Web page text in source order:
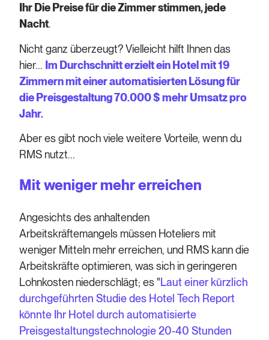
Ihr Die Preise für die Zimmer stimmen, jede
Nacht.
Nicht ganz überzeugt? Vielleicht hilft Ihnen das
hier... Im Durchschnitt erzielt ein Hotel mit 19
Zimmern mit einer automatisierten Lösung für
die Preisgestaltung 70.000 $ mehr Umsatz pro
Jahr.
Aber es gibt noch viele weitere Vorteile, wenn du
RMS nutzt...
Mit weniger mehr erreichen
Angesichts des anhaltenden
Arbeitskräftemangels müssen Hoteliers mit
weniger Mitteln mehr erreichen, und RMS kann die
Arbeitskräfte optimieren, was sich in geringeren
Lohnkosten niederschlägt; es "Laut einer kürzlich
durchgeführten Studie des Hotel Tech Report
könnte Ihr Hotel durch automatisierte
Preisgestaltungstechnologie 20-40 Stunden